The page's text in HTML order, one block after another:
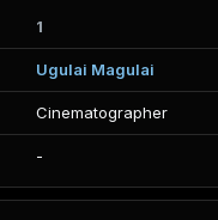
1
Ugulai Magulai
Cinematographer
-